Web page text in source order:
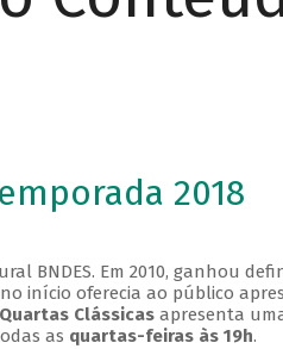
2018
BNDES. Em 2010, ganhou
início oferecia ao público
Quartas Clássicasapresenta
as quartas-feiras às 19h.